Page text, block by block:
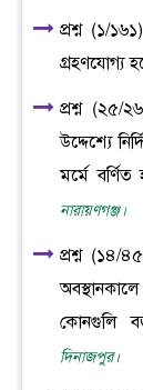
প্রশ্ন (১/
গ্রহণযোগ্য
প্রশ্ন (২৫/
উদ্দেশ্যে
মর্মে
নারায়ণগঞ্জ।
প্রশ্ন (১৪/
কোনগুলি
দিনাজপুর।